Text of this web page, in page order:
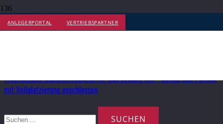
ANLEGERPORTAL VERTRIEBSPARTNER
Monat:Dezember 2022
Westfälische Sozialimmobilien AIF Bad Driburg von Scholz und Partner
mit Vollplatzierung geschlossen
nach: